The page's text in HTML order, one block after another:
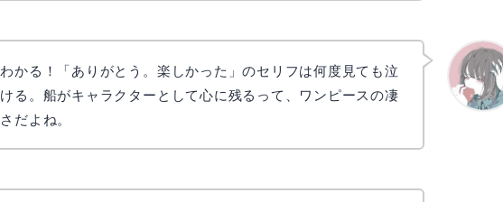
わかる！「ありがとう。楽しかった」のセリフは何度見ても泣
ける。船がキャラクターとして心に残るって、ワンピースの凄
さだよね。